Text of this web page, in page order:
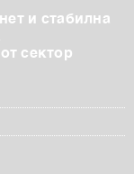
и стабилна
сектор